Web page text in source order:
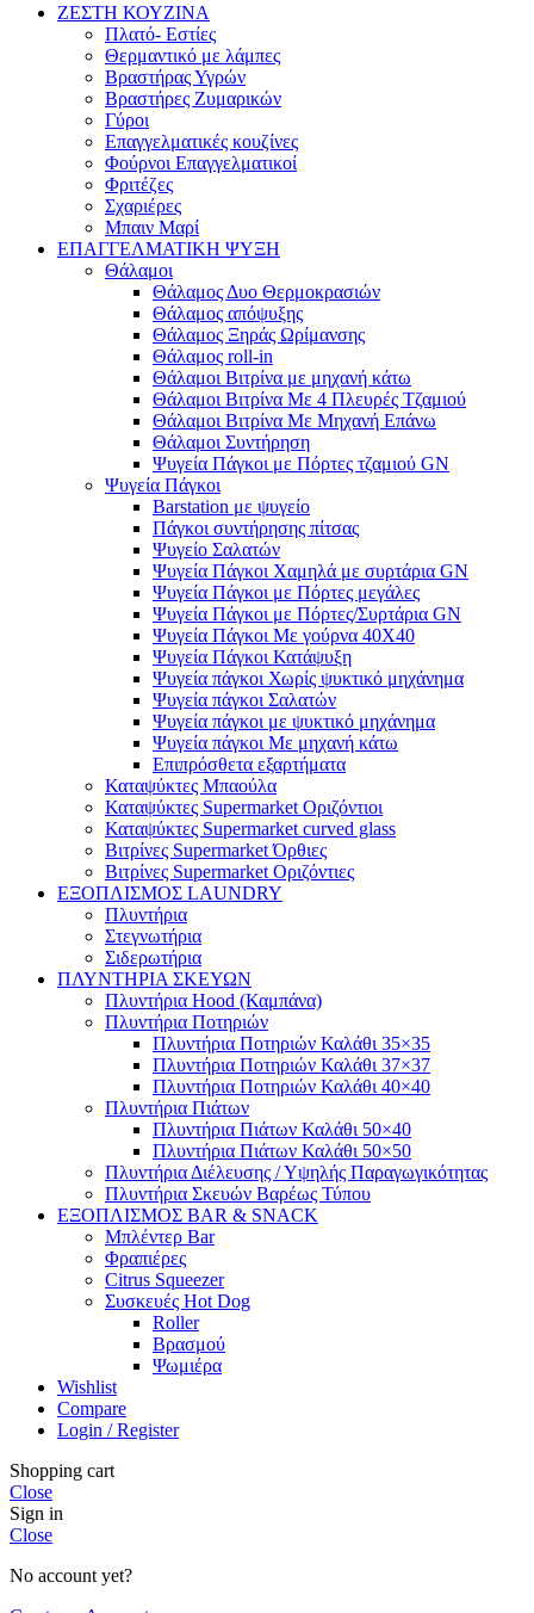
ΖΕΣΤΗ ΚΟΥΖΙΝΑ
Πλατό- Εστίες
Θερμαντικό με λάμπες
Βραστήρας Υγρών
Βραστήρες Ζυμαρικών
Γύροι
Επαγγελματικές κουζίνες
Φούρνοι Επαγγελματικοί
Φριτέζες
Σχαριέρες
Μπαιν Μαρί
ΕΠΑΓΓΕΛΜΑΤΙΚΗ ΨΥΞΗ
Θάλαμοι
Θάλαμος Δυο Θερμοκρασιών
Θάλαμος απόψυξης
Θάλαμος Ξηράς Ωρίμανσης
Θάλαμος roll-in
Θάλαμοι Βιτρίνα με μηχανή κάτω
Θάλαμοι Βιτρίνα Με 4 Πλευρές Τζαμιού
Θάλαμοι Βιτρίνα Με Μηχανή Επάνω
Θάλαμοι Συντήρηση
Ψυγεία Πάγκοι με Πόρτες τζαμιού GN
Ψυγεία Πάγκοι
Barstation με ψυγείο
Πάγκοι συντήρησης πίτσας
Ψυγείο Σαλατών
Ψυγεία Πάγκοι Χαμηλά με συρτάρια GN
Ψυγεία Πάγκοι με Πόρτες μεγάλες
Ψυγεία Πάγκοι με Πόρτες/Συρτάρια GN
Ψυγεία Πάγκοι Με γούρνα 40Χ40
Ψυγεία Πάγκοι Κατάψυξη
Ψυγεία πάγκοι Χωρίς ψυκτικό μηχάνημα
Ψυγεία πάγκοι Σαλατών
Ψυγεία πάγκοι με ψυκτικό μηχάνημα
Ψυγεία πάγκοι Με μηχανή κάτω
Επιπρόσθετα εξαρτήματα
Καταψύκτες Μπαούλα
Καταψύκτες Supermarket Οριζόντιοι
Καταψύκτες Supermarket curved glass
Βιτρίνες Supermarket Όρθιες
Βιτρίνες Supermarket Οριζόντιες
ΕΞΟΠΛΙΣΜΟΣ LAUNDRY
Πλυντήρια
Στεγνωτήρια
Σιδερωτήρια
ΠΛΥΝΤΗΡΙΑ ΣΚΕΥΩΝ
Πλυντήρια Hood (Καμπάνα)
Πλυντήρια Ποτηριών
Πλυντήρια Ποτηριών Καλάθι 35×35
Πλυντήρια Ποτηριών Καλάθι 37×37
Πλυντήρια Ποτηριών Καλάθι 40×40
Πλυντήρια Πιάτων
Πλυντήρια Πιάτων Καλάθι 50×40
Πλυντήρια Πιάτων Καλάθι 50×50
Πλυντήρια Διέλευσης / Υψηλής Παραγωγικότητας
Πλυντήρια Σκευών Βαρέως Τύπου
ΕΞΟΠΛΙΣΜΟΣ BAR & SNACK
Μπλέντερ Bar
Φραπιέρες
Citrus Squeezer
Συσκευές Hot Dog
Roller
Βρασμού
Ψωμιέρα
Wishlist
Compare
Login / Register
Shopping cart
Close
Sign in
Close
No account yet?